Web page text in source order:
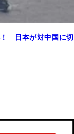
！ 日本が対中国に切